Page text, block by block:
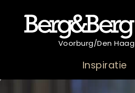
Voorburg/Den Haag
Inspiratie